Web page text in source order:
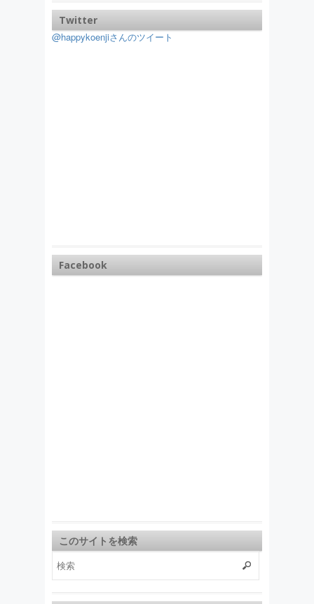
Twitter
@happykoenjiさんのツイート
Facebook
このサイトを検索